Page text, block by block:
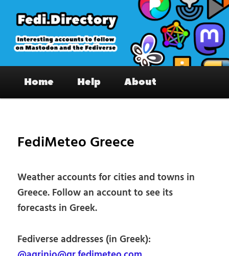
primary
content
Fedi.Directory – Interesting accounts
on Mastodon & the Fediverse
Home Help About
FediMeteo Greece
Weather accounts for cities and towns in
Greece. Follow an account to see its
forecasts in Greek.
Fediverse addresses (in Greek):